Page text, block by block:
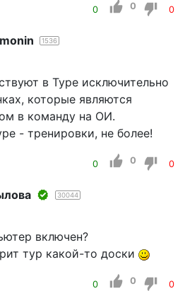
0 0 0
1536
в Туре исключительно
которые являются
в команду на ОИ.
- тренировки, не более!
0 0 0
30044
включен?
тур какой-то доски
0 0 0